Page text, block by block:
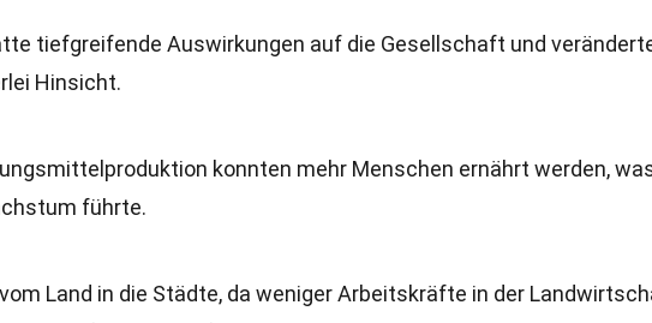
tiefgreifende Auswirkungen auf die Gesellschaft und
Hinsicht.
konnten mehr Menschen ernährt werden,
führte.
Land in die Städte, da weniger Arbeitskräfte in der